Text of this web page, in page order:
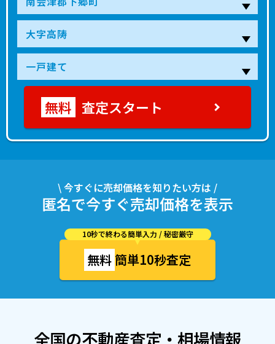
査定スタート
\ 今すぐに売却価格を知りたい方は /
匿名で今すぐ売却価格を表示
10秒で終わる簡単入力 / 秘密厳守
無料簡単10秒査定
全国の不動産査定・相場情報